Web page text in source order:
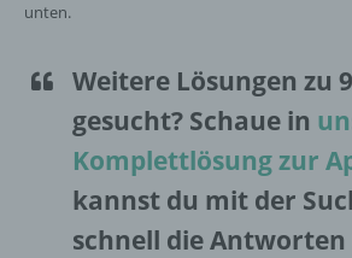
unten.
Weitere Lösungen zu
gesucht? Schaue in
Komplettlösung zur
kannst du mit der
schnell die Antworten